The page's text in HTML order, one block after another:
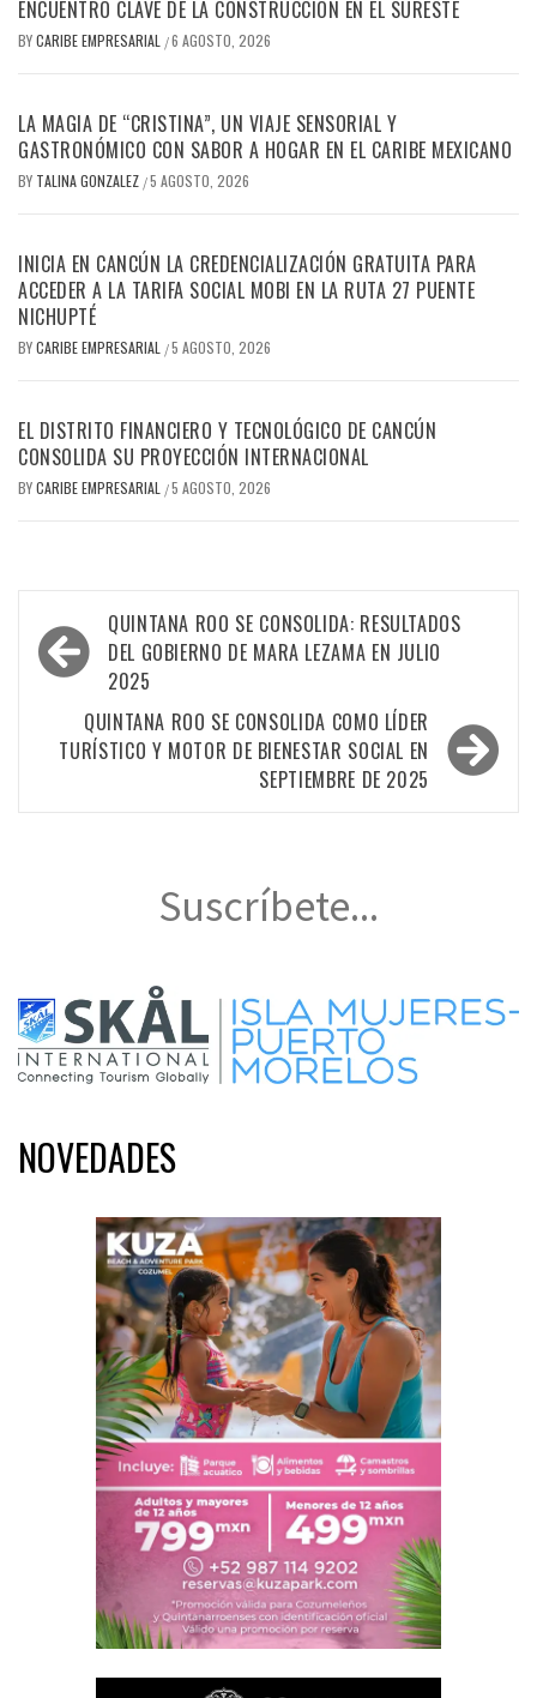
ENCUENTRO CLAVE DE LA CONSTRUCCIÓN EN EL SURESTE
BYCARIBE EMPRESARIAL /6 AGOSTO, 2026
LA MAGIA DE “CRISTINA”, UN VIAJE SENSORIAL Y
GASTRONÓMICO CON SABOR A HOGAR EN EL CARIBE MEXICANO
BY TALINA GONZALEZ /5 AGOSTO, 2026
INICIA EN CANCÚN LA CREDENCIALIZACIÓN GRATUITA PARA
ACCEDER A LA TARIFA SOCIAL MOBI EN LA RUTA 27 PUENTE
NICHUPTÉ
BYCARIBE EMPRESARIAL /5 AGOSTO, 2026
EL DISTRITO FINANCIERO Y TECNOLÓGICO DE CANCÚN
CONSOLIDA SU PROYECCIÓN INTERNACIONAL
BYCARIBE EMPRESARIAL /5 AGOSTO, 2026
Navegación
de
entradas
QUINTANA ROO SE CONSOLIDA: RESULTADOS
DEL GOBIERNO DE MARA LEZAMA EN JULIO
2025
QUINTANA ROO SE CONSOLIDA COMO LÍDER
TURÍSTICO Y MOTOR DE BIENESTAR SOCIAL EN
SEPTIEMBRE DE 2025
Suscríbete...
NOVEDADES